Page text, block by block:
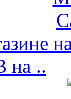
на ..